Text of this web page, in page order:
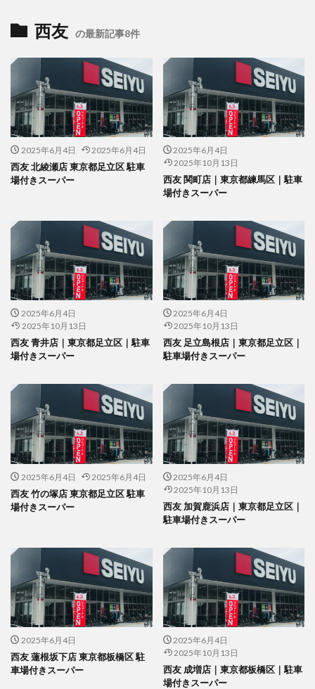
西友 の最新記事8件
2025年6月4日 2025年6月4日
西友 北綾瀬店 東京都足立区 駐車
場付きスーパー
2025年6月4日
2025年10月13日
西友 関町店｜東京都練馬区｜駐車
場付きスーパー
2025年6月4日
2025年10月13日
西友 青井店｜東京都足立区｜駐車
場付きスーパー
2025年6月4日
2025年10月13日
西友 足立島根店｜東京都足立区｜
駐車場付きスーパー
2025年6月4日 2025年6月4日
西友 竹の塚店 東京都足立区 駐車
場付きスーパー
2025年6月4日
2025年10月13日
西友 加賀鹿浜店｜東京都足立区｜
駐車場付きスーパー
2025年6月4日
西友 蓮根坂下店 東京都板橋区 駐
車場付きスーパー
2025年6月4日
2025年10月13日
西友 成増店｜東京都板橋区｜駐車
場付きスーパー